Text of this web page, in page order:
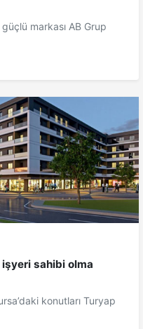
markası AB Grup
sahibi olma
konutları Turyap